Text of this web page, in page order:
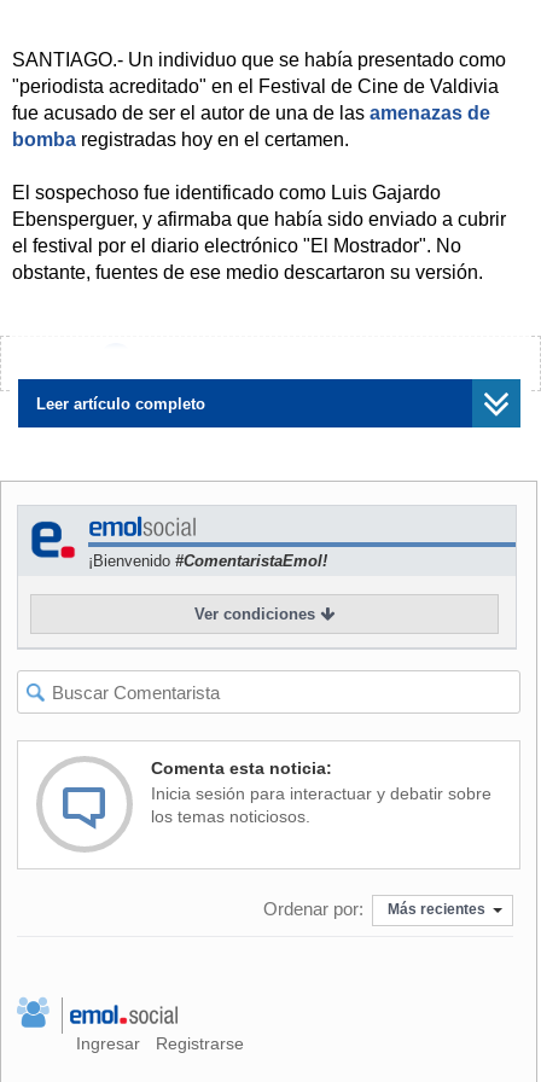
SANTIAGO.- Un individuo que se había presentado como
"periodista acreditado" en el Festival de Cine de Valdivia
fue acusado de ser el autor de una de las amenazas de
bomba registradas hoy en el certamen.
El sospechoso fue identificado como Luis Gajardo
Ebensperguer, y afirmaba que había sido enviado a cubrir
el festival por el diario electrónico "El Mostrador". No
obstante, fuentes de ese medio descartaron su versión.
colocación de un artefacto explosivo en el recinto del
Centro de Estudios Científicos de Valdivia, donde se
encuentra la sede del torneo, según radio Bío-Bío.
El presunto autor fue detenido por Carabineros junto a una
estudiante de Cine y Televisión de la Universidad de Chile,
quien se encontraba junto a él cuando realizó la llamada.
La joven quedó en libertad, mientras Gajardo -quien
confesó la autoría del mensaje amenazante referido sólo al
Centro de Estudios Científicos- permanecía en una
comisaríaa la espera de ser formalizado este sábado.
policía uniformada.
Leer artículo completo
¡Bienvenido #ComentaristaEmol!
Ver condiciones
Comenta esta noticia:
Inicia sesión para interactuar y debatir sobre
los temas noticiosos.
Ordenar por: Más recientes
Ingresar Registrarse